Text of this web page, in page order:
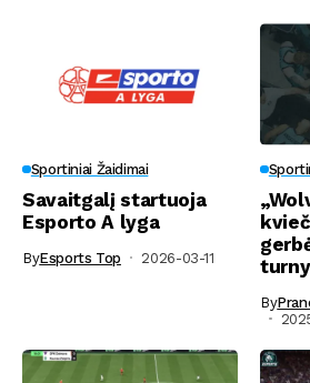
Sportiniai Žaidimai
Savaitgalį startuoja
Esporto A lyga
ByEsports Top 2026-03-11
By